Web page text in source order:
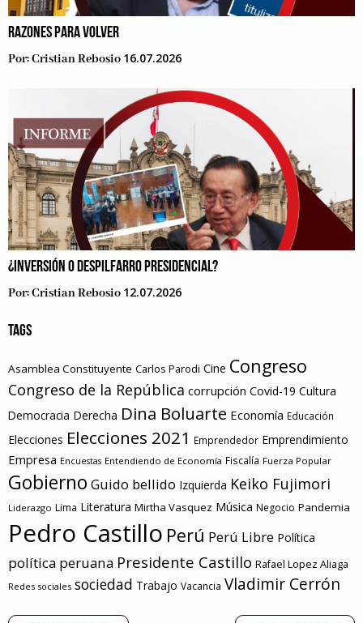
RAZONES PARA VOLVER
Por:Cristian Rebosio 16.07.2026
¿INVERSIÓN O DESPILFARRO PRESIDENCIAL?
Por:Cristian Rebosio 12.07.2026
TAGS
Asamblea Constituyente Carlos Parodi Cine Congreso
Congreso de la República corrupción Covid-19 Cultura
Democracia Derecha Dina Boluarte Economía Educación
Elecciones Elecciones 2021 Emprendedor Emprendimiento
Empresa Encuestas Entendiendo de Economía Fiscalía Fuerza Popular
Gobierno Guido bellido Izquierda Keiko Fujimori
Liderazgo Lima Literatura Mirtha Vasquez Música Negocio Pandemia
Pedro Castillo Perú Perú Libre Política
política peruana Presidente Castillo Rafael Lopez Aliaga
Redes sociales sociedad Trabajo Vacancia Vladimir Cerrón